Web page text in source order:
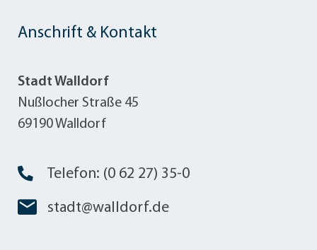
Anschrift & Kontakt
Stadt Walldorf
Nußlocher Straße 45
69190 Walldorf
Telefon: (0 62 27) 35-0
stadt@walldorf.de